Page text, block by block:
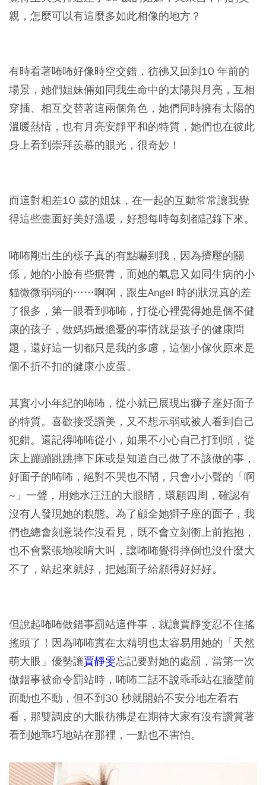
親，怎麼可以有這麼多如此相像的地方？
有時看著咘咘好像時空交錯，彷彿又回到10 年前的
場景，她們姐妹倆如同我生命中的太陽與月亮，互相
穿插、相互交替著這兩個角色，她們同時擁有太陽的
溫暖熱情，也有月亮安靜平和的特質，她們也在彼此
身上看到崇拜羨慕的眼光，很奇妙！
而這對相差10 歲的姐妹，在一起的互動常常讓我覺
得這些畫面好美好溫暖，好想每時每刻都記錄下來。
咘咘剛出生的樣子真的有點嚇到我，因為擠壓的關
係，她的小臉有些瘀青，而她的氣息又如同生病的小
貓微微弱弱的……啊啊，跟生Angel 時的狀況真的差
了很多，第一眼看到咘咘，打從心裡覺得她是個不健
康的孩子，做媽媽最擔憂的事情就是孩子的健康問
題，還好這一切都只是我的多慮，這個小傢伙原來是
個不折不扣的健康小皮蛋。
其實小小年紀的咘咘，從小就已展現出獅子座好面子
的特質。喜歡接受讚美，又不想示弱或被人看到自己
犯錯。還記得咘咘從小，如果不小心自己打到頭，從
床上蹦蹦跳跳摔下床或是知道自己做了不該做的事，
好面子的咘咘，絕對不哭也不鬧，只會小小聲的「啊
~」一聲，用她水汪汪的大眼睛，環顧四周，確認有
沒有人發現她的糗態。為了顧全她獅子座的面子，我
們也總會刻意裝作沒看見，既不會立刻衝上前抱抱，
也不會緊張地唉唷大叫，讓咘咘覺得摔倒也沒什麼大
不了，站起來就好，把她面子給顧得好好好。
但說起咘咘做錯事罰站這件事，就讓賈靜雯忍不住搖
搖頭了！因為咘咘實在太精明也太容易用她的「天然
萌大眼」優勢讓賈靜雯忘記要對她的處罰，當第一次
做錯事被命令罰站時，咘咘二話不說乖乖站在牆壁前
面動也不動，但不到30 秒就開始不安分地左看右
看，那雙調皮的大眼彷彿是在期待大家有沒有讚賞著
看到她乖巧地站在那裡，一點也不害怕。